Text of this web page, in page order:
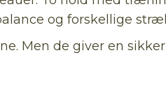
og forskellige
Men de giver en